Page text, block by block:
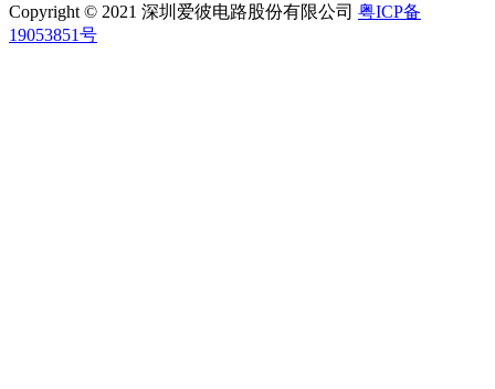
Copyright © 2021 深圳爱彼电路股份有限公司 粤ICP备
19053851号